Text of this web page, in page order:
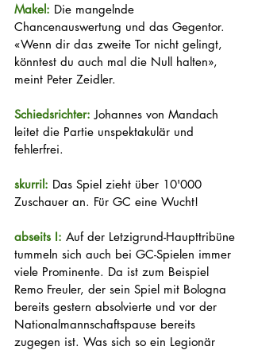
Makel: Die mangelnde
Chancenauswertung und das Gegentor.
«Wenn dir das zweite Tor nicht gelingt,
könntest du auch mal die Null halten»,
meint Peter Zeidler.
Schiedsrichter: Johannes von Mandach
leitet die Partie unspektakulär und
fehlerfrei.
skurril: Das Spiel zieht über 10'000
Zuschauer an. Für GC eine Wucht!
abseits I: Auf der Letzigrund-Haupttribüne
tummeln sich auch bei GC-Spielen immer
viele Prominente. Da ist zum Beispiel
Remo Freuler, der sein Spiel mit Bologna
bereits gestern absolvierte und vor der
Nationalmannschaftspause bereits
zugegen ist. Was sich so ein Legionär